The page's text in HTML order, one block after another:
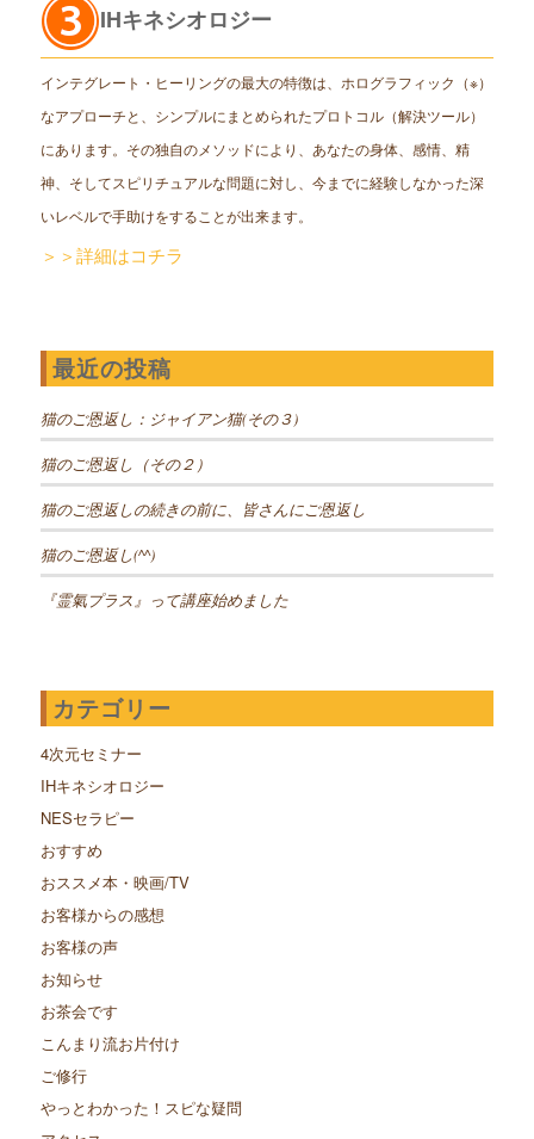
IHキネシオロジー
インテグレート・ヒーリングの最大の特徴は、ホログラフィック（※）
なアプローチと、シンプルにまとめられたプロトコル（解決ツール）
にあります。その独自のメソッドにより、あなたの身体、感情、精
神、そしてスピリチュアルな問題に対し、今までに経験しなかった深
いレベルで手助けをすることが出来ます。
＞＞詳細はコチラ
最近の投稿
猫のご恩返し：ジャイアン猫(その３)
猫のご恩返し（その２）
猫のご恩返しの続きの前に、皆さんにご恩返し
猫のご恩返し(^^)
『霊氣プラス』って講座始めました
カテゴリー
4次元セミナー
IHキネシオロジー
NESセラピー
おすすめ
おススメ本・映画/TV
お客様からの感想
お客様の声
お知らせ
お茶会です
こんまり流お片付け
ご修行
やっとわかった！スピな疑問